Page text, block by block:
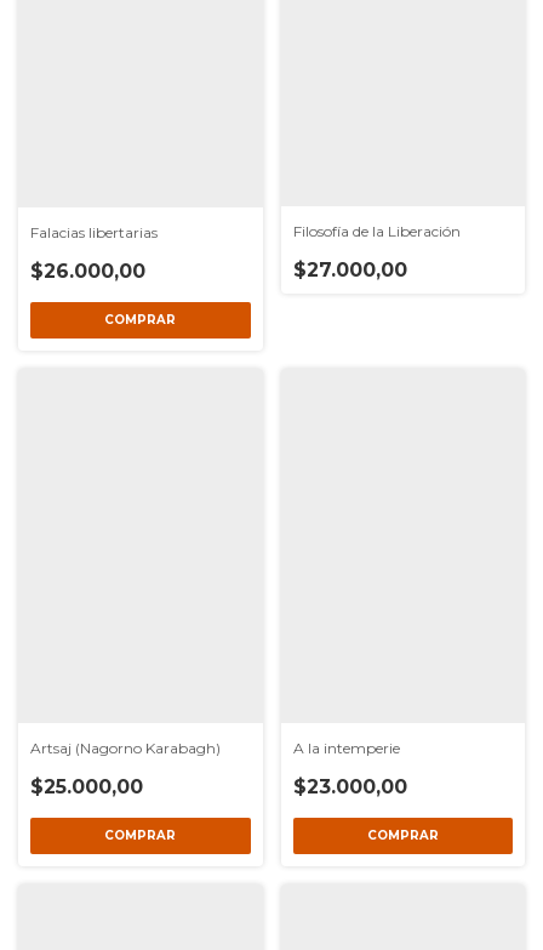
Falacias libertarias
$26.000,00
Filosofía de la Liberación
$27.000,00
Artsaj (Nagorno Karabagh)
$25.000,00
A la intemperie
$23.000,00